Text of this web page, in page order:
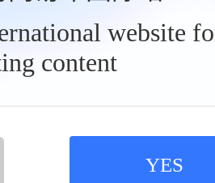
website
content
YES